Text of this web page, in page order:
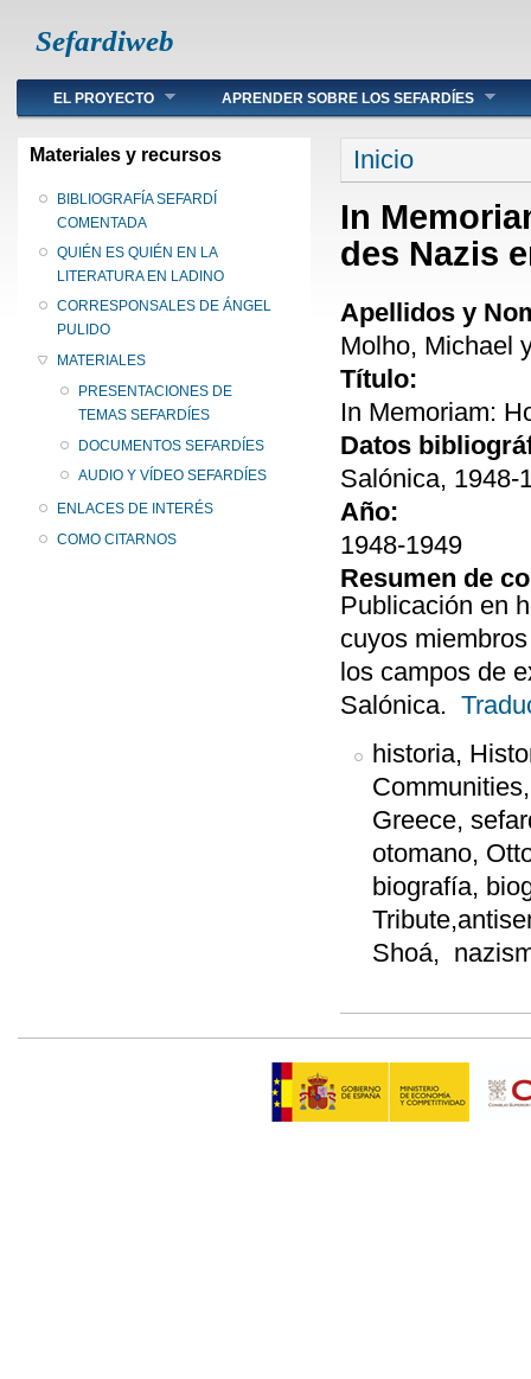
Sefardiweb
Main menu
EL PROYECTO APRENDER SOBRE LOS SEFARDÍES
Materiales y recursos
BIBLIOGRAFÍA SEFARDÍ
COMENTADA
QUIÉN ES QUIÉN EN LA
LITERATURA EN LADINO
CORRESPONSALES DE ÁNGEL
PULIDO
MATERIALES
PRESENTACIONES DE
TEMAS SEFARDÍES
DOCUMENTOS SEFARDÍES
AUDIO Y VÍDEO SEFARDÍES
ENLACES DE INTERÉS
COMO CITARNOS
Se encuentra
Inicio
In
des Nazis
Apellidos y
Molho, Michael
Título:
In Memoriam:
Datos
Salónica, 1948-
Año:
1948-1949
Resumen de
Publicación en
cuyos
los campos de
Salónica.
historia,
Greece,
otomano,
biografía,
Shoá,